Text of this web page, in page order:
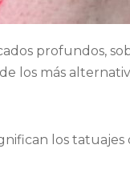
profundos,
los más
los tatuajes